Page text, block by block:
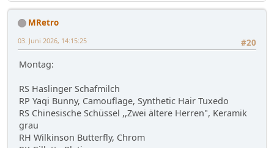
MRetro
#20
03. Juni 2026, 14:15:25
Montag:
RS Haslinger Schafmilch
RP Yaqi Bunny, Camouflage, Synthetic Hair Tuxedo
RS Chinesische Schüssel ,,Zwei ältere Herren", Keramik
grau
RH Wilkinson Butterfly, Chrom